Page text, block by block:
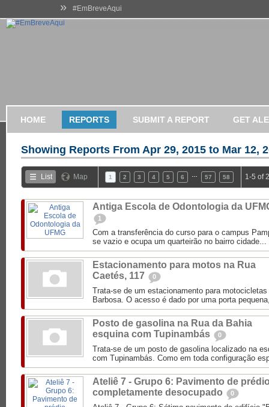
» #EmBreveAqui
HOME REPORTS SUBMIT A REPORT GET
Showing Reports From Apr 29, 2015 to Mar 12,
List Map 1 2 3 4 5 6 57 58 1-5 of
Antiga Escola de Odontologia da
1
Com a transferência do curso para o campus
se vazio e ocupa um quarteirão no bairro cidade...
Estacionamento para motos na Rua
Caetés, 117
0
Trata-se de um estacionamento para
Barbosa. O acesso é dado por uma porta
Posto de gasolina na Rua da Bahia
esquina com Tupinambás
0
Trata-se de um posto de gasolina localizado na
com Tupinambás. Como em toda configuração
Ateliê 7 - Grupo 6: Pavimento de
completamente desocupado
0